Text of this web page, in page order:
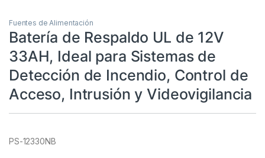
Fuentes de Alimentación
Batería de Respaldo UL de 12V
33AH, Ideal para Sistemas de
Detección de Incendio, Control de
Acceso, Intrusión y Videovigilancia
PS-12330NB